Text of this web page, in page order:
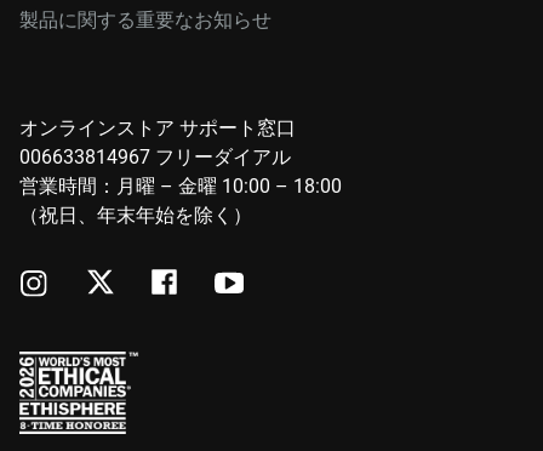
製品に関する重要なお知らせ
オンラインストア サポート窓口
006633814967 フリーダイアル
営業時間：月曜 – 金曜 10:00 – 18:00
（祝日、年末年始を除く）